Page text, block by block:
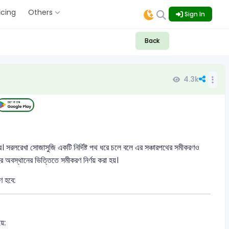
Others Sign In
Back
4.3k
সোজাসুজি একটি নির্দিষ্ট পথ ধরে চলে বলে এর সঞ্চারপথের সমীকরণও
অবস্থানের ভিত্তিতে সমীকরণ নির্ণয় করা হয়।
হবে: